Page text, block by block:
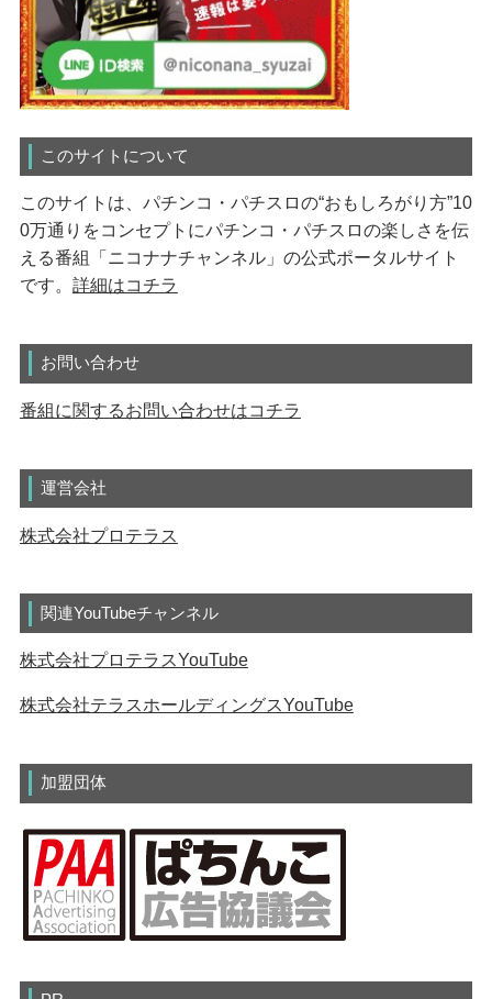
このサイトについて
このサイトは、パチンコ・パチスロの“おもしろがり方”10
0万通りをコンセプトにパチンコ・パチスロの楽しさを伝
える番組「ニコナナチャンネル」の公式ポータルサイト
です。 詳細はコチラ
お問い合わせ
番組に関するお問い合わせはコチラ
運営会社
株式会社プロテラス
関連YouTubeチャンネル
株式会社プロテラスYouTube
株式会社テラスホールディングスYouTube
加盟団体